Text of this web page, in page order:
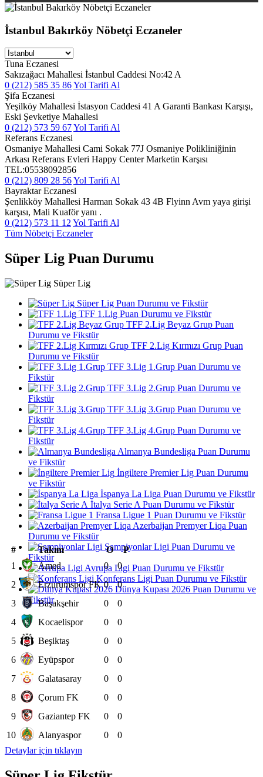
İstanbul Bakırköy Nöbetçi Eczaneler
Tuna Eczanesi
Sakızağacı Mahallesi İstanbul Caddesi No:42 A
0 (212) 585 35 86Yol Tarifi Al
Şifa Eczanesi
Yeşilköy Mahallesi İstasyon Caddesi 41 A Garanti Bankası Karşışı,
Eski Şevketiye Mahallesi
0 (212) 573 59 67Yol Tarifi Al
Referans Eczanesi
Osmaniye Mahallesi Cami Sokak 77J Osmaniye Polikliniğinin
Arkası Referans Evleri Happy Center Marketin Karşısı
TEL:05538092856
0 (212) 809 28 56Yol Tarifi Al
Bayraktar Eczanesi
Şenlikköy Mahallesi Harman Sokak 43 4B Flyinn Avm yaya girişi
karşısı, Mali Kuaför yanı .
0 (212) 573 11 12 Yol Tarifi Al
Tüm Nöbetçi Eczaneler
Süper Lig Puan Durumu
Süper Lig
Süper Lig Puan Durumu ve Fikstür
TFF 1.Lig Puan Durumu ve Fikstür
TFF 2.Lig Beyaz Grup Puan
Durumu ve Fikstür
TFF 2.Lig Kırmızı Grup Puan
Durumu ve Fikstür
TFF 3.Lig 1.Grup Puan Durumu ve
Fikstür
TFF 3.Lig 2.Grup Puan Durumu ve
Fikstür
TFF 3.Lig 3.Grup Puan Durumu ve
Fikstür
TFF 3.Lig 4.Grup Puan Durumu ve
Fikstür
Almanya Bundesliga Puan Durumu
ve Fikstür
İngiltere Premier Lig Puan Durumu
ve Fikstür
İspanya La Liga Puan Durumu ve Fikstür
İtalya Serie A Puan Durumu ve Fikstür
Fransa Ligue 1 Puan Durumu ve Fikstür
Azerbaijan Premyer Liqa Puan
Durumu ve Fikstür
Şampiyonlar Ligi Puan Durumu ve
Fikstür
Avrupa Ligi Puan Durumu ve Fikstür
Konferans Ligi Puan Durumu ve Fikstür
Dünya Kupası 2026 Puan Durumu ve
Fikstür
# Takım O
P
1
Amed 0
0
2
Erzurumspor FK 0
0
3
Başakşehir 0
0
4
Kocaelispor 0
0
5
Beşiktaş 0
0
6
Eyüpspor 0
0
7
Galatasaray 0
0
8
Çorum FK 0
0
9
Gaziantep FK 0
0
10
Alanyaspor 0
0
Detaylar için tıklayın